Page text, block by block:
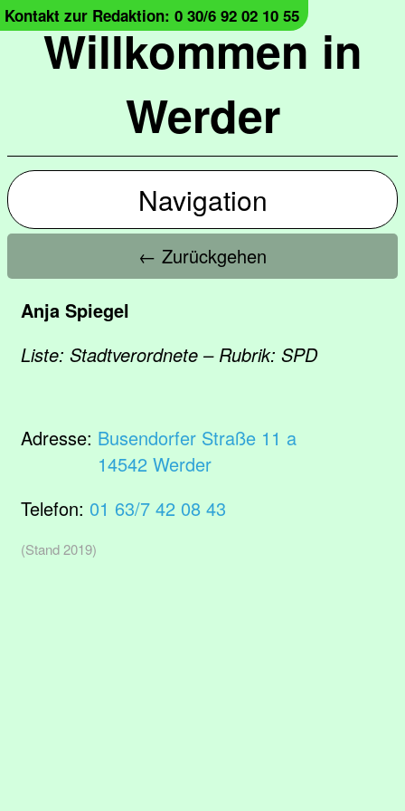
Willkommen in
Werder
Kontakt zur Redaktion: 0 30/6 92 02 10 55
Navigation
← Zurückgehen
Anja Spiegel
Liste: Stadtverordnete – Rubrik: SPD
Adresse: Busendorfer Straße 11 a
14542 Werder
Telefon: 01 63/7 42 08 43
(Stand 2019)